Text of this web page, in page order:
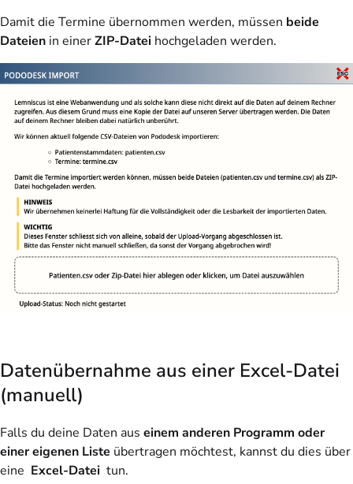
Damit die Termine übernommen werden, müssen beide
Dateien in einerZIP-Datei hochgeladen werden.
Datenübernahme aus einer Excel-Datei
(manuell)
Falls du deine Daten aus einem anderen Programm oder
einer eigenen Liste übertragen möchtest, kannst du dies über
eine Excel-Datei tun.